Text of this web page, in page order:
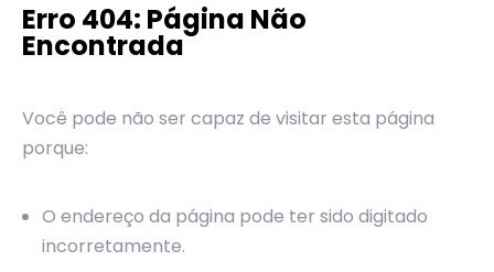
Erro 404: Página Não
Encontrada
Você pode não ser capaz de visitar esta página
porque:
O endereço da página pode ter sido digitado
incorretamente.